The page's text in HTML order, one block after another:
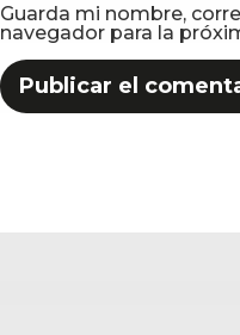
Guarda mi nombre,
navegador para la